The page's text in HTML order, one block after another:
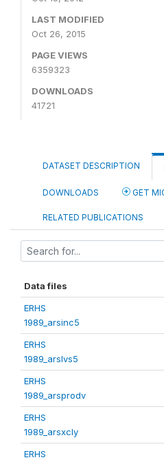
LAST MODIFIED
Oct 26, 2015
PAGE VIEWS
6359323
DOWNLOADS
41721
DATASET DESCRIPTION
DOWNLOADS GET
RELATED PUBLICATIONS
Data files
ERHS
1989_arsinc5
ERHS
1989_arslvs5
ERHS
1989_arsprodv
ERHS
1989_arsxcly
ERHS